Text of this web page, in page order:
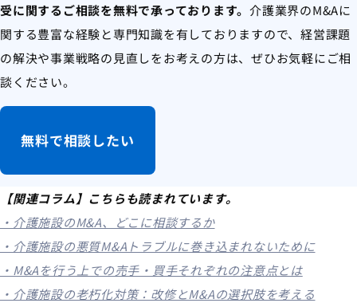
受に関するご相談を無料で承っております。 介護業界のM&Aに
関する豊富な経験と専門知識を有しておりますので、経営課題
の解決や事業戦略の見直しをお考えの方は、ぜひお気軽にご相
談ください。
無料で相談したい
【関連コラム】こちらも読まれています。
・介護施設のM&A、どこに相談するか
・介護施設の悪質M&Aトラブルに巻き込まれないために
・M&Aを行う上での売手・買手それぞれの注意点とは
・介護施設の老朽化対策：改修とM&Aの選択肢を考える